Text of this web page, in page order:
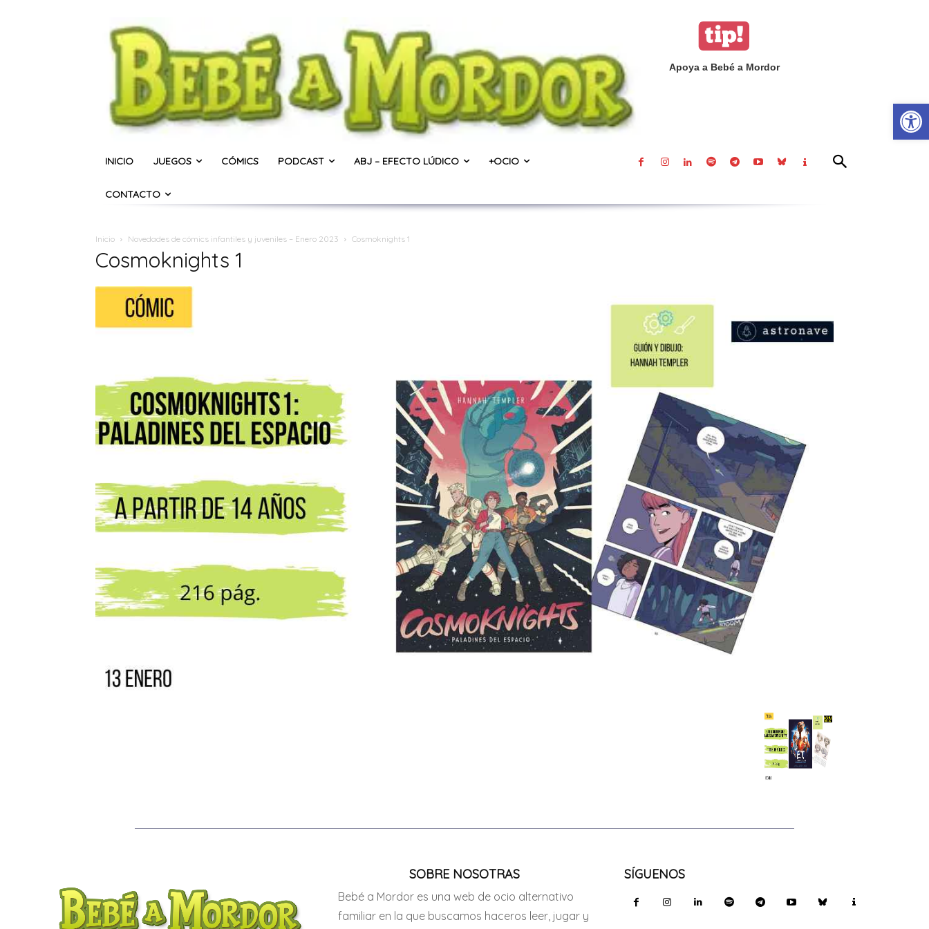
Apoya a Bebé a Mordor
INICIO JUEGOS CÓMICS PODCAST ABJ – EFECTO LÚDICO +OCIO
CONTACTO
Inicio Novedades de cómics infantiles y juveniles – Enero 2023 Cosmoknights 1
Cosmoknights 1
SOBRE NOSOTRAS
Bebé a Mordor es una web de ocio alternativo
familiar en la que buscamos haceros leer, jugar y
SÍGUENOS